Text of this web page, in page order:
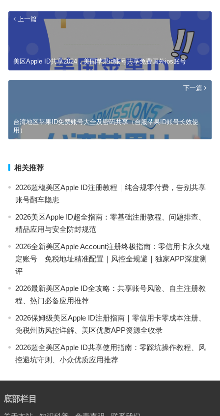
上一篇
美区Apple ID共享2024，美国苹果id账号共享免费国外ios账号
下一篇
台湾地区苹果ID免费账号大全及密码共享（台服苹果ID账号长效使
用）
相关推荐
2026超稳美区Apple ID注册教程｜纯合规零付费，告别共享
账号翻车隐患
2026美区Apple ID超全指南：零基础注册教程、问题排查、
精品应用与安全防封规范
2026全新美区Apple Account注册终极指南：零信用卡永久稳
定账号｜免税地址精准配置｜风控全规避｜独家APP深度测
评
2026最新美区Apple ID全攻略：共享账号风险、自主注册教
程、热门必备应用推荐
2026保姆级美区Apple ID注册指南｜零信用卡零成本注册、
免税州防风控详解、美区优质APP资源全收录
2026超全美区Apple ID共享使用指南：零踩坑操作教程、风
控避坑守则、小众优质应用推荐
底部栏目